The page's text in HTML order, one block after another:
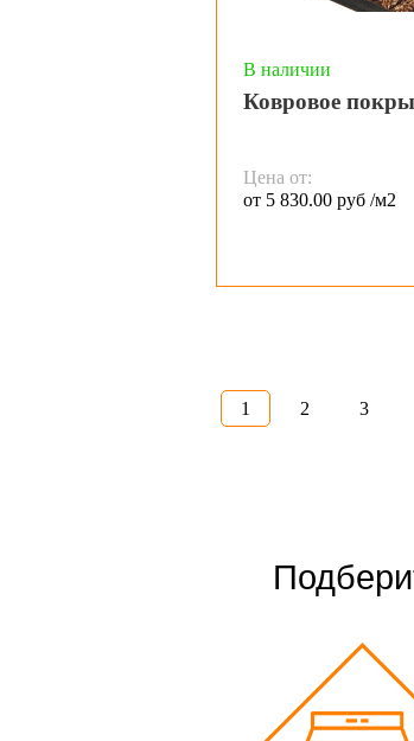
В наличии
Ковровое
Цена от:
от 5 830.00 руб /м2
1 2 3